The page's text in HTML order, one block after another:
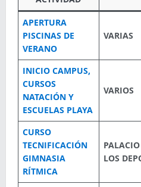
APERTURA
PISCINAS DE
VERANO
VARIAS
INICIO CAMPUS,
CURSOS
NATACIÓN Y
ESCUELAS PLAYA
VARIOS
CURSO
TECNIFICACIÓN
GIMNASIA
RÍTMICA
PALACIO
LOS